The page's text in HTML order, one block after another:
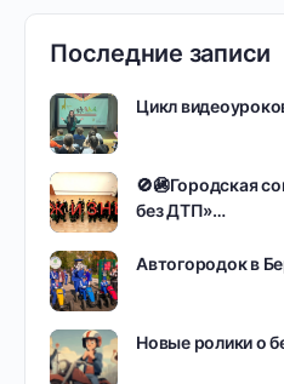
Последние записи
Цикл
🚫🚳Городская
без ДТП»…
Автогородок в
Новые ролики о